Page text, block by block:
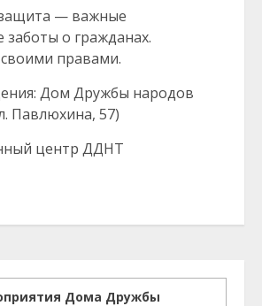
— важные
о гражданах.
правами.
Дом Дружбы народов
Павлюхина, 57)
центр ДДНТ
Дома Дружбы